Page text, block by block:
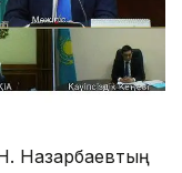
Назарбаевтың